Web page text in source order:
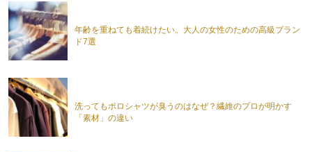
年齢を重ねても着続けたい。大人の女性のための高級ブラン
ド7選
洗ってもポロシャツが臭うのはなぜ？繊維のプロが明かす
「素材」の違い